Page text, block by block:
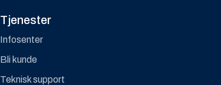
Tjenester
Infosenter
Bli kunde
Teknisk support